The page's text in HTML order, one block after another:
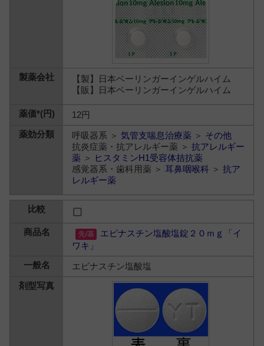
【製】日本ベーリンガーインゲルハイム
【販】日本ベーリンガーインゲルハイム
12円
呼吸器系 ＞気管支喘息治療薬 ＞ その他
抗炎症薬・抗アレルギー薬 ＞抗アレルギー
薬 ＞
ヒスタミンH1受容体拮抗薬
感覚器系・歯科用薬 ＞耳鼻咽喉科 ＞抗ア
レルギー薬
エピナスチン塩酸塩錠２０ｍｇ「イ
ワキ」
エピナスチン塩酸塩